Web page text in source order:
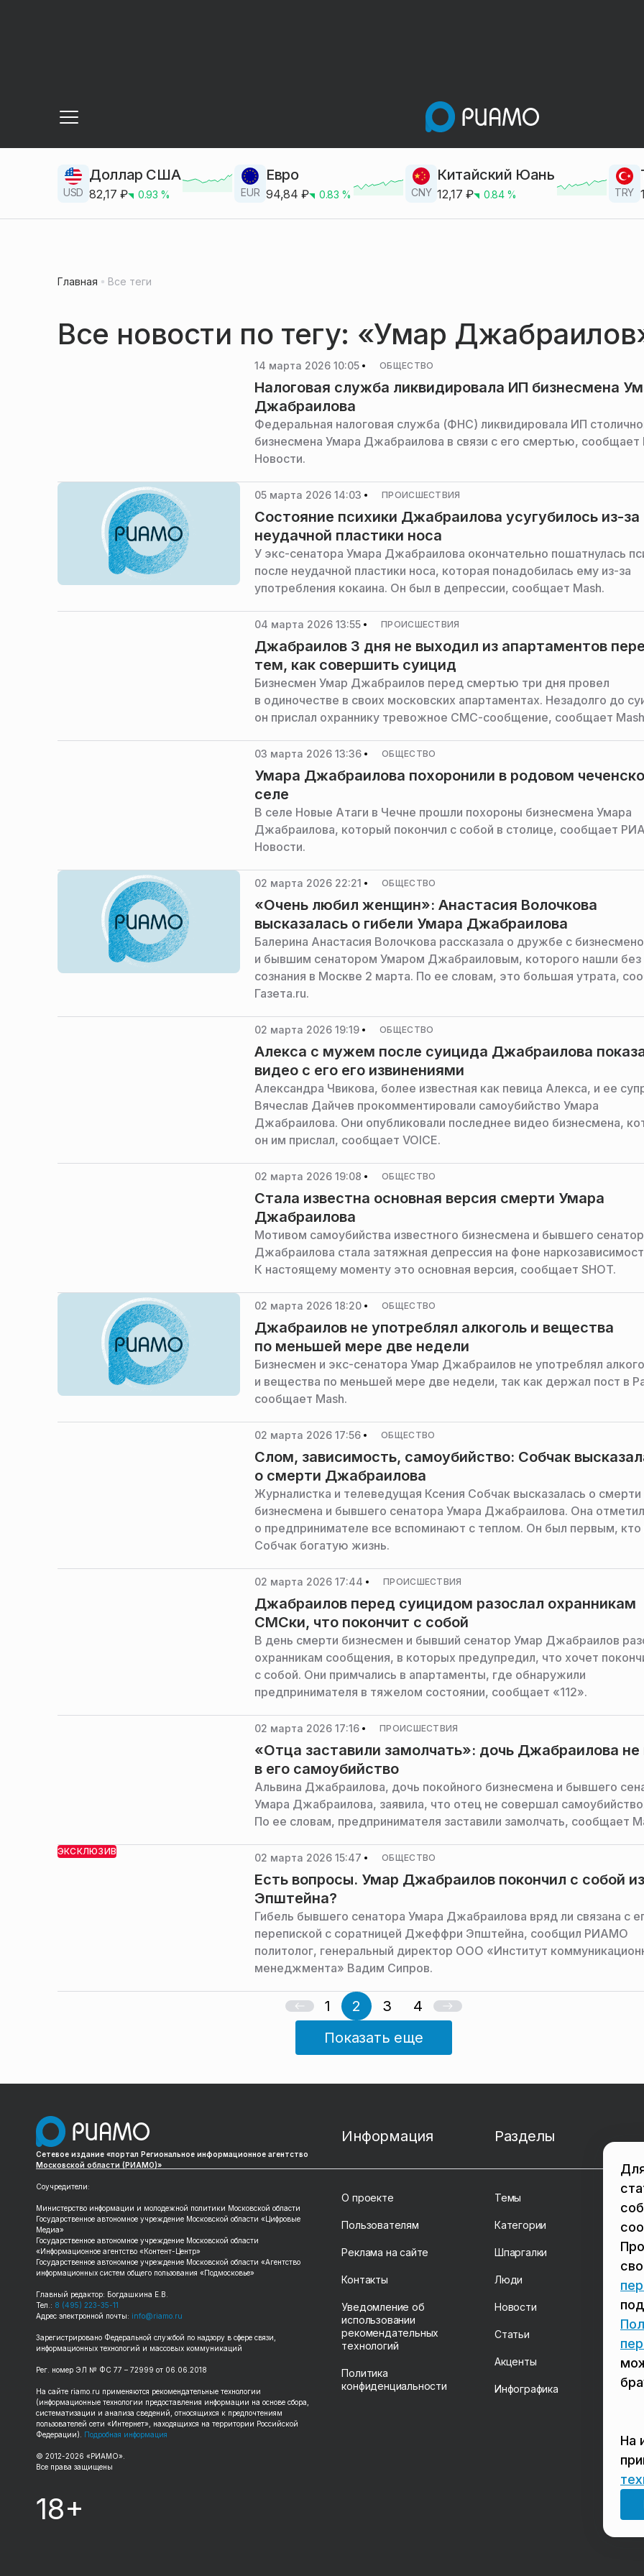
USD
Доллар США
82,17 ₽ 0.93 % EUR
Евро
94,84 ₽ 0.83 % CNY
Китайский Юань
12,17 ₽ 0.84% TRY
Главная Все теги
Все новости по тегу: «Умар
14 марта 2026 10:05 ОБЩЕСТВО
Налоговая служба ликвидировала ИП бизнесмена
Джабраилова
Федеральная налоговая служба (ФНС) ликвидировала ИП
бизнесмена Умара Джабраилова в связи с его смертью,
Новости.
05 марта 2026 14:03 ПРОИСШЕСТВИЯ
Состояние психики Джабраилова усугубилось из-за
неудачной пластики носа
У экс-сенатора Умара Джабраилова окончательно пошатнулась
после неудачной пластики носа, которая понадобилась ему из-за
употребления кокаина. Он был в депрессии, сообщает Mash.
04 марта 2026 13:55 ПРОИСШЕСТВИЯ
Джабраилов 3 дня не выходил из апартаментов
тем, как совершить суицид
Бизнесмен Умар Джабраилов перед смертью три дня провел
в одиночестве в своих московских апартаментах. Незадолго до
он прислал охраннику тревожное СМС-сообщение, сообщает
03 марта 2026 13:36 ОБЩЕСТВО
Умара Джабраилова похоронили в родовом
селе
В селе Новые Атаги в Чечне прошли похороны бизнесмена Умара
Джабраилова, который покончил с собой в столице, сообщает РИА
Новости.
02 марта 2026 22:21 ОБЩЕСТВО
«Очень любил женщин»: Анастасия Волочкова
высказалась о гибели Умара Джабраилова
Балерина Анастасия Волочкова рассказала о дружбе с
и бывшим сенатором Умаром Джабраиловым, которого нашли без
сознания в Москве 2 марта. По ее словам, это большая утрата,
Газета.ru.
02 марта 2026 19:19 ОБЩЕСТВО
Алекса с мужем после суицида Джабраилова
видео с его его извинениями
Александра Чвикова, более известная как певица Алекса, и ее
Вячеслав Дайчев прокомментировали самоубийство Умара
Джабраилова. Они опубликовали последнее видео бизнесмена,
он им прислал, сообщает VOICE.
02 марта 2026 19:08 ОБЩЕСТВО
Стала известна основная версия смерти Умара
Джабраилова
Мотивом самоубийства известного бизнесмена и бывшего
Джабраилова стала затяжная депрессия на фоне
К настоящему моменту это основная версия, сообщает SHOT.
02 марта 2026 18:20 ОБЩЕСТВО
Джабраилов не употреблял алкоголь и вещества
по меньшей мере две недели
Бизнесмен и экс-сенатора Умар Джабраилов не употреблял
и вещества по меньшей мере две недели, так как держал пост в
сообщает Mash.
02 марта 2026 17:56 ОБЩЕСТВО
Слом, зависимость, самоубийство: Собчак
о смерти Джабраилова
Журналистка и телеведущая Ксения Собчак высказалась о смерти
бизнесмена и бывшего сенатора Умара Джабраилова. Она
о предпринимателе все вспоминают с теплом. Он был первым, кто
Собчак богатую жизнь.
02 марта 2026 17:44 ПРОИСШЕСТВИЯ
Джабраилов перед суицидом разослал охранникам
СМСки, что покончит с собой
В день смерти бизнесмен и бывший сенатор Умар Джабраилов
охранникам сообщения, в которых предупредил, что хочет
с собой. Они примчались в апартаменты, где обнаружили
предпринимателя в тяжелом состоянии, сообщает «112».
02 марта 2026 17:16 ПРОИСШЕСТВИЯ
«Отца заставили замолчать»: дочь Джабраилова не
в его самоубийство
Альвина Джабраилова, дочь покойного бизнесмена и бывшего
Умара Джабраилова, заявила, что отец не совершал
По ее словам, предпринимателя заставили замолчать, сообщает
ЭКСКЛЮЗИВ 02 марта 2026 15:47 ОБЩЕСТВО
Есть вопросы. Умар Джабраилов покончил с собой
Эпштейна?
Гибель бывшего сенатора Умара Джабраилова вряд ли связана с
перепиской с соратницей Джеффри Эпштейна, сообщил РИАМО
политолог, генеральный директор ООО «Институт
менеджмента» Вадим Сипров.
1 2 3
4
Показать еще
Сетевое издание «портал Региональное информационное агентство
Московской области (РИАМО)»
Соучредители:
Министерство информации и молодежной политики Московской области
Государственное автономное учреждение Московской области «Цифровые
Медиа»
Государственное автономное учреждение Московской области
«Информационное агентство «Контент-Центр»
Государственное автономное учреждение Московской области «Агентство
информационных систем общего пользования «Подмосковье»
Главный редактор: Богдашкина Е.В.
Тел.: 8 (495) 223-35-11
Адрес электронной почты:info@riamo.ru
Зарегистрировано Федеральной службой по надзору в сфере связи,
информационных технологий и массовых коммуникаций
Рег. номер ЭЛ № ФС 77 – 72999 от 06.06.2018
На сайте riamo.ru применяются рекомендательные технологии
(информационные технологии предоставления информации на основе сбора,
систематизации и анализа сведений, относящихся к предпочтениям
пользователей сети «Интернет», находящихся на территории Российской
Федерации). Подробная информация
© 2012-2026 «РИАМО».
Все права защищены
Информация
О проекте
Пользователям
Реклама на сайте
Контакты
Уведомление об
использовании
рекомендательных
технологий
Политика
конфиденциальности
Разделы
Темы
Категории
Шпаргалки
Люди
Новости
Статьи
Акценты
Инфографика
18+
На